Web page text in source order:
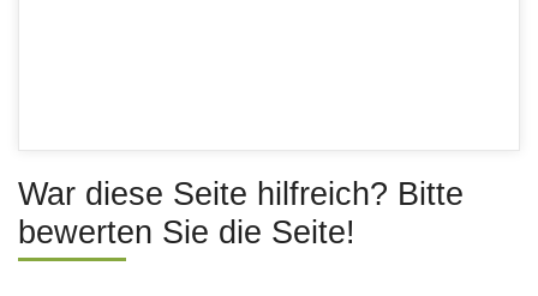
War diese Seite hilfreich? Bitte
bewerten Sie die Seite!